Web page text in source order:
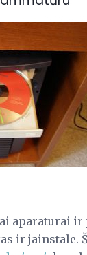
aparatūrai ir
ir jāinstalē.